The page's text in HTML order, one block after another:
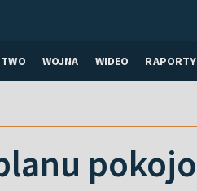
WOJNA WIDEO RAPORTY